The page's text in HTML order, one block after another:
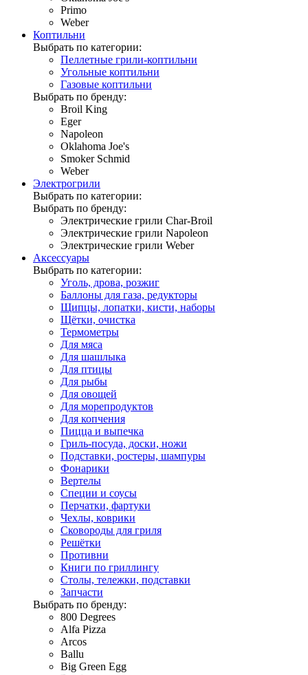
Primo
Weber
Коптильни
Выбрать по категории:
Пеллетные грили-коптильни
Угольные коптильни
Газовые коптильни
Выбрать по бренду:
Broil King
Eger
Napoleon
Oklahoma Joe's
Smoker Schmid
Weber
Электрогрили
Выбрать по категории:
Выбрать по бренду:
Электрические грили Char-Broil
Электрические грили Napoleon
Электрические грили Weber
Аксессуары
Выбрать по категории:
Уголь, дрова, розжиг
Баллоны для газа, редукторы
Щипцы, лопатки, кисти, наборы
Щётки, очистка
Термометры
Для мяса
Для шашлыка
Для птицы
Для рыбы
Для овощей
Для морепродуктов
Для копчения
Пицца и выпечка
Гриль-посуда, доски, ножи
Подставки, ростеры, шампуры
Фонарики
Вертелы
Специи и соусы
Перчатки, фартуки
Чехлы, коврики
Сковороды для гриля
Решётки
Противни
Книги по гриллингу
Столы, тележки, подставки
Запчасти
Выбрать по бренду:
800 Degrees
Alfa Pizza
Arcos
Ballu
Big Green Egg